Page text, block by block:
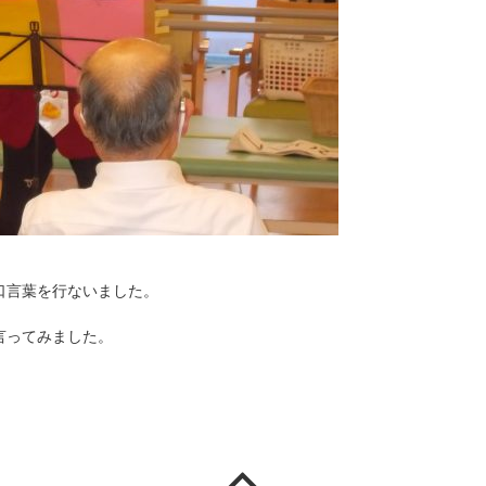
葉を行ないました。
てみました。